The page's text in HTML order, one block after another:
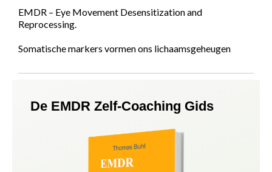
EMDR – Eye Movement Desensitization and
Reprocessing.
Somatische markers vormen ons lichaamsgeheugen
De EMDR Zelf-Coaching Gids